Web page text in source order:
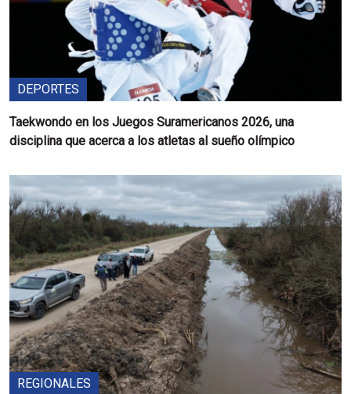
DEPORTES
Taekwondo en los Juegos Suramericanos 2026, una
disciplina que acerca a los atletas al sueño olímpico
REGIONALES